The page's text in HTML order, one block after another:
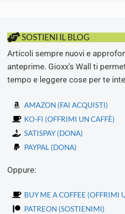
SOSTIENI IL BLOG
Articoli sempre nuovi e
anteprime. Gioxx's Wall ti
tempo e leggere cose per te
AMAZON (FAI ACQUISTI)
KO-FI (OFFRIMI UN CAFFÈ)
SATISPAY (DONA)
PAYPAL (DONA)
Oppure:
BUY ME A COFFEE (OFFRIMI
PATREON (SOSTIENIMI)